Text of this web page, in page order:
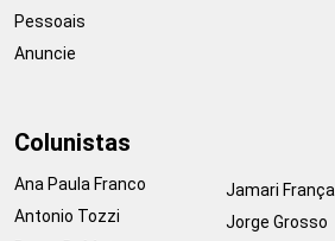
Pessoais
Anuncie
Colunistas
Ana Paula Franco
Antonio Tozzi
Jamari França
Jorge Grosso